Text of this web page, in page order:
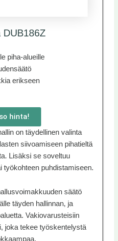
DUB186Z
piha-alueille
erikseen
hinta!
on täydellinen valinta
siivoamiseen pihatieltä
Lisäksi se soveltuu
työkohteen puhdistamiseen.
säätö
täyden hallinnan, ja
Vakiovarusteisiin
joka tekee työskentelystä